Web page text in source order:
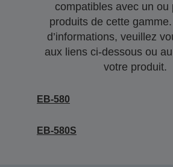
compatibles avec un ou
produits de cette
d’informations, veuillez
aux liens ci-dessous ou
votre produit.
EB-580
EB-580S